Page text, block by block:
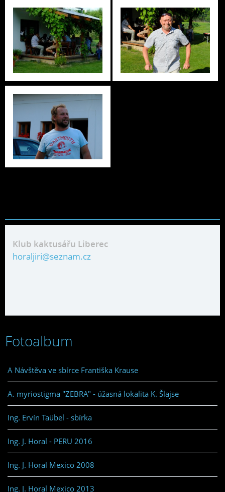
Klub kaktusářu Liberec
horaljiri@seznam.cz
Fotoalbum
A Návštěva ve sbírce Františka Krause
A. myriostigma "ZEBRA" - úžasná lokalita K. Šlajse
Ing. Ervín Taübel - sbírka
Ing. J. Horal - PERU 2016
Ing. J. Horal Mexico 2008
Ing. J. Horal Mexico 2013